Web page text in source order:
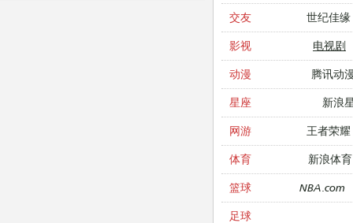
交友 世纪佳缘
影视 电视剧
动漫 腾讯动
星座 新浪
网游 王者荣耀
体育 新浪体育
篮球 NBA.com
足球